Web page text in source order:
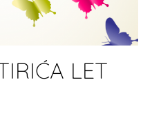
LET